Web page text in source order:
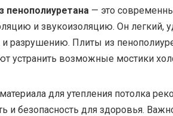
пенополиуретана — это
и звукоизоляцию. Он легкий,
разрушению. Плиты из
устранить возможные мостики
для утепления потолка
и безопасность для здоровья.